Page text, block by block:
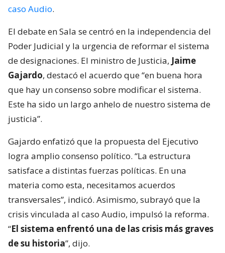
caso Audio.
El debate en Sala se centró en la independencia del
Poder Judicial y la urgencia de reformar el sistema
de designaciones. El ministro de Justicia, Jaime
Gajardo, destacó el acuerdo que “en buena hora
que hay un consenso sobre modificar el sistema.
Este ha sido un largo anhelo de nuestro sistema de
justicia”.
Gajardo enfatizó que la propuesta del Ejecutivo
logra amplio consenso político. “La estructura
satisface a distintas fuerzas políticas. En una
materia como esta, necesitamos acuerdos
transversales”, indicó. Asimismo, subrayó que la
crisis vinculada al caso Audio, impulsó la reforma.
“El sistema enfrentó una de las crisis más graves
de su historia”, dijo.